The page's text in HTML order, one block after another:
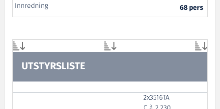
Innredning
68 pers
UTSTYRSLISTE
2x3516TA